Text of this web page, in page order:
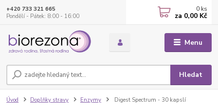
Menu
Hledat
+420 733 321 665
Pondělí - Pátek: 8:00 - 16:00
0 ks
za 0,00 Kč
Úvod Doplňky stravy Enzymy Digest Spectrum - 30 kapslí